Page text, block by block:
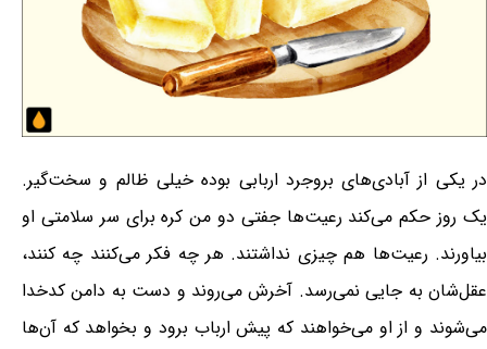
در یکی از آبادی‌های بروجرد اربابی بوده خیلی ظالم و سخت‌گیر.
یک روز حکم می‌کند رعیت‌‌ها جفتی دو من کره برای سر سلامتی او
بیاورند. رعیت‌‌ها هم چیزی نداشتند. هر چه فکر می‌کنند چه کنند،
عقل‌شان به جایی نمی‌رسد. آخرش می‌روند و دست به دامن کدخدا
می‌شوند و از او می‌خواهند که پیش ارباب برود و بخواهد که آن‌ها